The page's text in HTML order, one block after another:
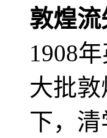
敦煌
1908
大批
下，